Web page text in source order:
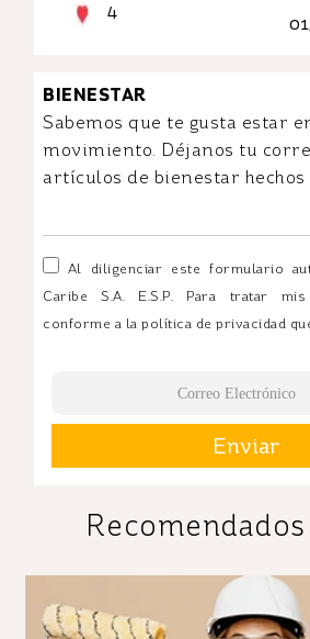
4
BIENESTAR
Sabemos que te gusta estar
movimiento. Déjanos tu
artículos de bienestar
Al diligenciar este formulario
Caribe S.A. E.S.P. Para tratar
conforme a la política de privacidad
Enviar